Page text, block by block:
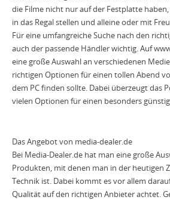
die Filme nicht nur auf der Festplatte
in das Regal stellen und alleine oder mit
Für eine umfangreiche Suche nach den
auch der passende Händler wichtig. Auf
eine große Auswahl an verschiedenen
richtigen Optionen für einen tollen Abend
dem PC finden sollte. Dabei überzeugt das
vielen Optionen für einen besonders
Das Angebot von media-dealer.de
Bei Media-Dealer.de hat man eine große
Produkten, mit denen man in der heutigen
Technik ist. Dabei kommt es vor allem
Qualität auf den richtigen Anbieter achtet.